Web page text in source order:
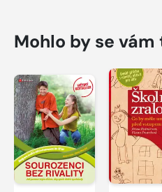
Mohlo by se